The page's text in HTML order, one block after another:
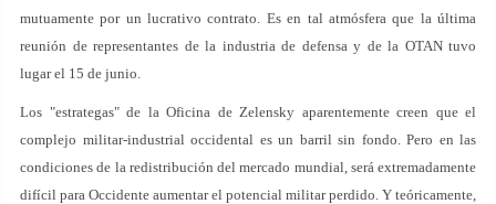
mutuamente por un lucrativo contrato. Es en tal atmósfera que la última
reunión de representantes de la industria de defensa y de la OTAN tuvo
lugar el 15 de junio.
Los "estrategas" de la Oficina de Zelensky aparentemente creen que el
complejo militar-industrial occidental es un barril sin fondo. Pero en las
condiciones de la redistribución del mercado mundial, será extremadamente
difícil para Occidente aumentar el potencial militar perdido. Y teóricamente,